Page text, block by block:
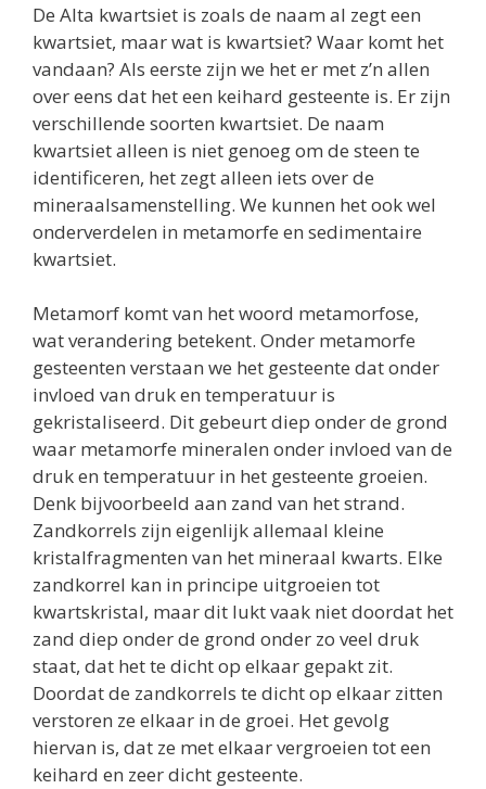
De Alta kwartsiet is zoals de naam al zegt een
kwartsiet, maar wat is kwartsiet? Waar komt het
vandaan? Als eerste zijn we het er met z’n allen
over eens dat het een keihard gesteente is. Er zijn
verschillende soorten kwartsiet. De naam
kwartsiet alleen is niet genoeg om de steen te
identificeren, het zegt alleen iets over de
mineraalsamenstelling. We kunnen het ook wel
onderverdelen in metamorfe en sedimentaire
kwartsiet.
Metamorf komt van het woord metamorfose,
wat verandering betekent. Onder metamorfe
gesteenten verstaan we het gesteente dat onder
invloed van druk en temperatuur is
gekristaliseerd. Dit gebeurt diep onder de grond
waar metamorfe mineralen onder invloed van de
druk en temperatuur in het gesteente groeien.
Denk bijvoorbeeld aan zand van het strand.
Zandkorrels zijn eigenlijk allemaal kleine
kristalfragmenten van het mineraal kwarts. Elke
zandkorrel kan in principe uitgroeien tot
kwartskristal, maar dit lukt vaak niet doordat het
zand diep onder de grond onder zo veel druk
staat, dat het te dicht op elkaar gepakt zit.
Doordat de zandkorrels te dicht op elkaar zitten
verstoren ze elkaar in de groei. Het gevolg
hiervan is, dat ze met elkaar vergroeien tot een
keihard en zeer dicht gesteente.